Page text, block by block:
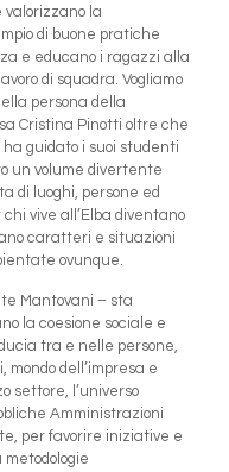
la
di buone pratiche
e educano i ragazzi alla
di squadra. Vogliamo
persona della
Cristina Pinotti oltre che
guidato i suoi studenti
un volume divertente
di luoghi, persone ed
vive all’Elba diventano
caratteri e situazioni
ovunque.
Mantovani – sta
la coesione sociale e
tra e nelle persone,
dell’impresa e
settore, l’universo
Amministrazioni
per favorire iniziative e